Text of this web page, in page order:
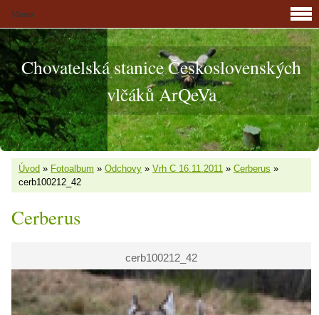
Chovatelská stanice Československých
vlčáků ArQeVa
Úvod » Fotoalbum » Odchovy » Vrh C 16.11.2011 » Cerberus »
cerb100212_42
Cerberus
cerb100212_42
Menu